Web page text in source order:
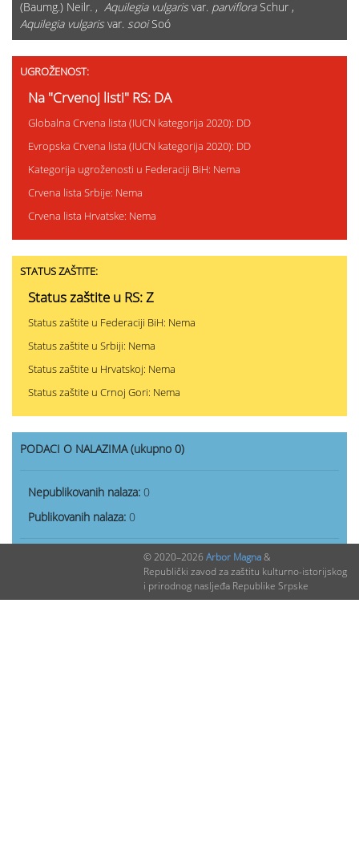
(Baumg.) Neilr. , Aquilegia vulgaris var. parvifloraSchur ,
Aquilegia vulgaris var. sooiSoó
UGROŽENOST:
Na "Crvenoj listi" RS: DA
Globalna Crvena lista (IUCN kategorija 2020): DD
Evropska Crvena lista (IUCN kategorija 2020): DD
Kategorija ugroženosti u Federaciji BiH: Nema
Crvena lista Srbije: Nema
Crvena lista Hrvatske: Nema
STATUS ZAŠTITE:
Status zaštite u RS: Z
Status zaštite u Federaciji BiH: Nema
Status zaštite u Srbiji: Nema
Status zaštite u Hrvatskoj: Nema
Status zaštite u Crnoj Gori: Nema
PODACI O NALAZIMA (ukupno 0)
Nepublikovanih nalaza: 0
Publikovanih nalaza: 0
© 2020–2026 Arbor Magna&
Republički zavod za zaštitu kulturno-istorijskog
i prirodnog nasljeđa Republike Srpske